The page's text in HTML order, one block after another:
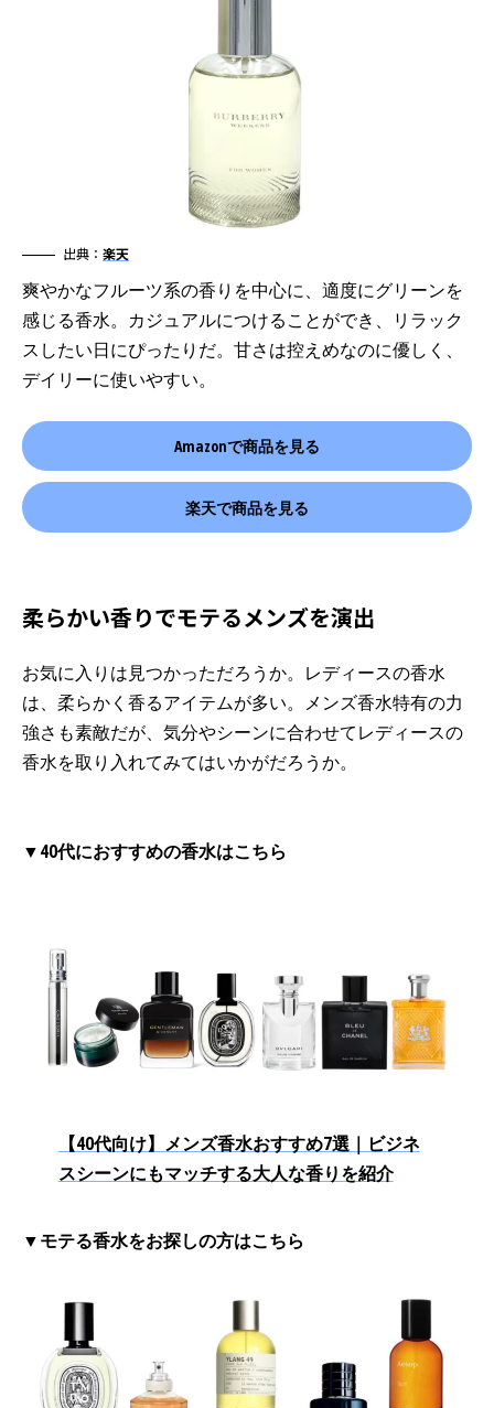
出典： 楽天
爽やかなフルーツ系の香りを中心に、適度にグリーンを
感じる香水。カジュアルにつけることができ、リラック
スしたい日にぴったりだ。甘さは控えめなのに優しく、
デイリーに使いやすい。
Amazonで商品を見る
楽天で商品を見る
柔らかい香りでモテるメンズを演出
お気に入りは見つかっただろうか。レディースの香水
は、柔らかく香るアイテムが多い。メンズ香水特有の力
強さも素敵だが、気分やシーンに合わせてレディースの
香水を取り入れてみてはいかがだろうか。
▼40代におすすめの香水はこちら
【40代向け】メンズ香水おすすめ7選｜ビジネ
スシーンにもマッチする大人な香りを紹介
▼モテる香水をお探しの方はこちら